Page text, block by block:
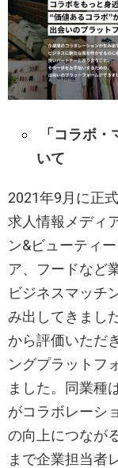
「コラボ
いて
2021年9月に正
求人情報メディ
ン&ビューティ
ア、フードなど
ビジネスマッチ
み出してきまし
から評価いただ
ングプラットフ
ました。同業種
がコラボレーシ
の向上につなが
まで企業担当者